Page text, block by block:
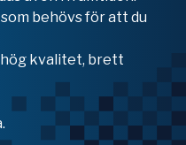
behövs för att du
hög kvalitet, brett